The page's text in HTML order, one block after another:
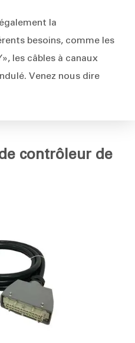
la
besoins, comme les
les câbles à canaux
Venez nous dire
contrôleur de